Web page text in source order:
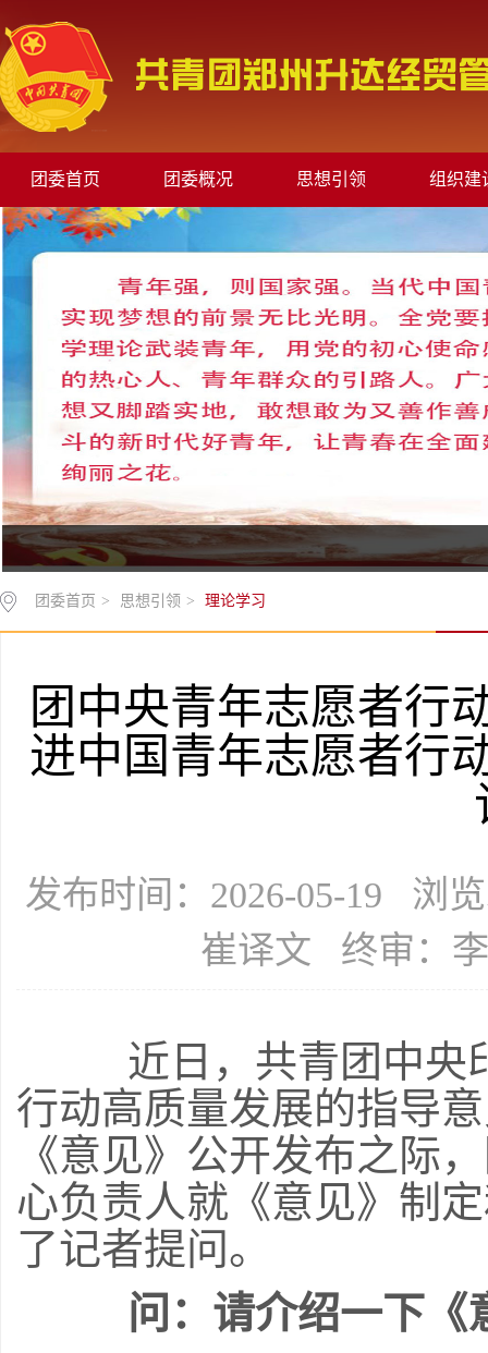
团委首页 团委概况 思想引领 组织建
团委首页 > 思想引领 > 理论学习
团中央青年志愿者行
进中国青年志愿者行
发布时间：2026-05-19 浏
崔译文 终审：
近日，共青团中央
行动高质量发展的指导
《意见》公开发布之际
心负责人就《意见》制
了记者提问。
问：请介绍一下《